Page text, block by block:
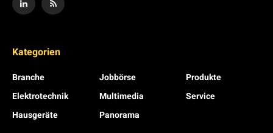
Kategorien
Branche
Elektrotechnik
Hausgeräte
Jobbörse
Multimedia
Panorama
Produkte
Service